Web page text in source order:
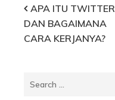
Post
navigation
APA ITU TWITTER
DAN BAGAIMANA
CARA KERJANYA?
Search